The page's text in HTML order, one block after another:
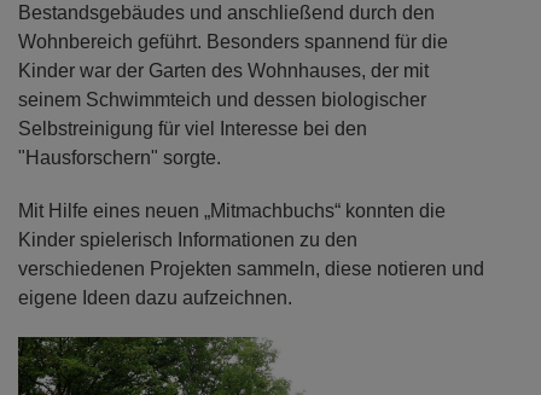
Bestandsgebäudes und anschließend durch den
Wohnbereich geführt. Besonders spannend für die
Kinder war der Garten des Wohnhauses, der mit
seinem Schwimmteich und dessen biologischer
Selbstreinigung für viel Interesse bei den
"Hausforschern" sorgte.
Mit Hilfe eines neuen „Mitmachbuchs“ konnten die
Kinder spielerisch Informationen zu den
verschiedenen Projekten sammeln, diese notieren und
eigene Ideen dazu aufzeichnen.
Previous